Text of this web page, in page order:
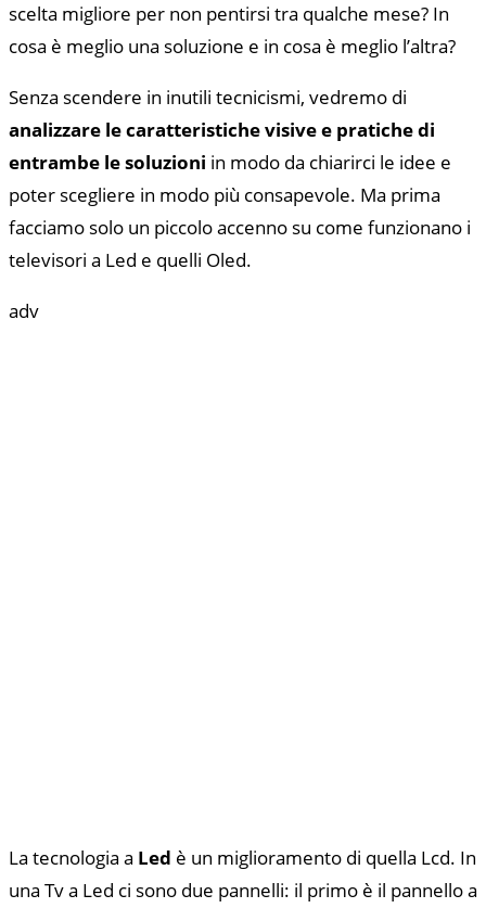
scelta migliore per non pentirsi tra qualche mese? In
cosa è meglio una soluzione e in cosa è meglio l’altra?
Senza scendere in inutili tecnicismi, vedremo di
analizzare le caratteristiche visive e pratiche di
entrambe le soluzioni in modo da chiarirci le idee e
poter scegliere in modo più consapevole. Ma prima
facciamo solo un piccolo accenno su come funzionano i
televisori a Led e quelli Oled.
adv
La tecnologia a Led è un miglioramento di quella Lcd. In
una Tv a Led ci sono due pannelli: il primo è il pannello a